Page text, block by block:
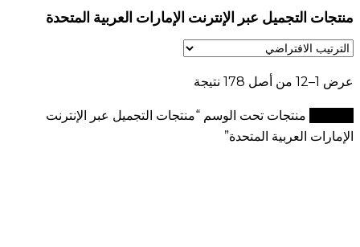
منتجات التجميل عبر الإنترنت الإمارات العربية المتحدة
عرض 1–12 من أصل 178 نتيجة
منتجات تحت الوسم “منتجات التجميل عبر الإنترنت
الإمارات العربية المتحدة”